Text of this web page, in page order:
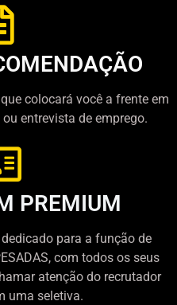
colocará você a frente em
entrevista de emprego.
PREMIUM
para a função de
com todos os seus
atenção do recrutador
uma seletiva.